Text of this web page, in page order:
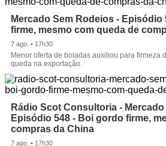
Mercado Sem Rodeios - Episódio
firme, mesmo com queda de
7 ago. • 17h30
Menor oferta de boiadas auxiliou para firmeza
queda na exportação.
Rádio Scot Consultoria -
Episódio 548 - Boi gordo firme,
compras da China
7 ago. • 17h30